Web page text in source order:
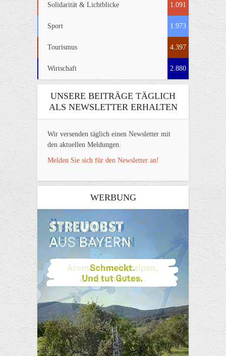
Solidarität & Lichtblicke 1.091
Sport 1.973
Tourismus 4.397
Wirtschaft 2.880
UNSERE BEITRÄGE TÄGLICH
ALS NEWSLETTER ERHALTEN
Wir versenden täglich einen Newsletter mit
den aktuellen Meldungen.
Melden Sie sich für den Newsletter an!
WERBUNG